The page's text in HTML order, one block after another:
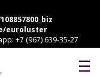
euroluster
+7 (967) 639-35-27
☰